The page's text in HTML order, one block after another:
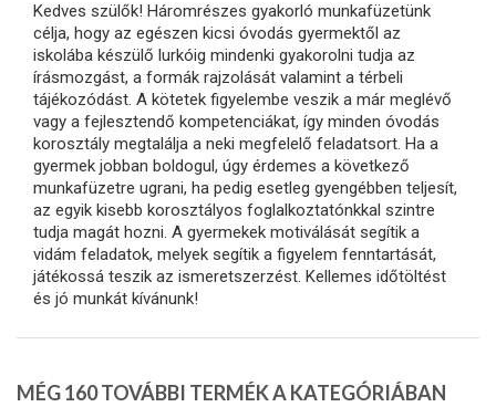
Kedves szülők! Háromrészes gyakorló munkafüzetünk
célja, hogy az egészen kicsi óvodás gyermektől az
iskolába készülő lurkóig mindenki gyakorolni tudja az
írásmozgást, a formák rajzolását valamint a térbeli
tájékozódást. A kötetek figyelembe veszik a már meglévő
vagy a fejlesztendő kompetenciákat, így minden óvodás
korosztály megtalálja a neki megfelelő feladatsort. Ha a
gyermek jobban boldogul, úgy érdemes a következő
munkafüzetre ugrani, ha pedig esetleg gyengébben teljesít,
az egyik kisebb korosztályos foglalkoztatónkkal szintre
tudja magát hozni. A gyermekek motiválását segítik a
vidám feladatok, melyek segítik a figyelem fenntartását,
játékossá teszik az ismeretszerzést. Kellemes időtöltést
és jó munkát kívánunk!
MÉG 160 TOVÁBBI TERMÉK A KATEGÓRIÁBAN